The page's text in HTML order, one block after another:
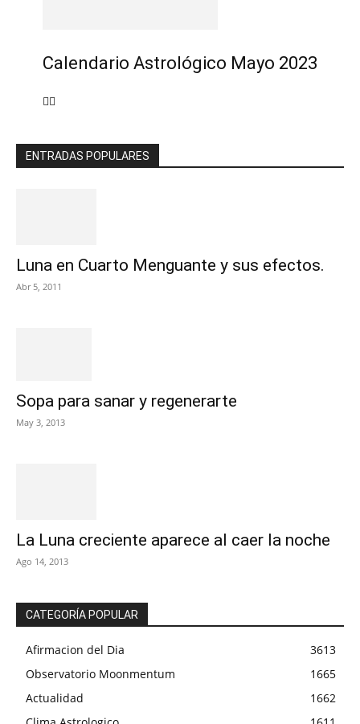
Calendario Astrológico Mayo 2023
ENTRADAS POPULARES
Luna en Cuarto Menguante y sus efectos.
Abr 5, 2011
Sopa para sanar y regenerarte
May 3, 2013
La Luna creciente aparece al caer la noche
Ago 14, 2013
CATEGORÍA POPULAR
Afirmacion del Dia
3613
Observatorio Moonmentum
1665
Actualidad
1662